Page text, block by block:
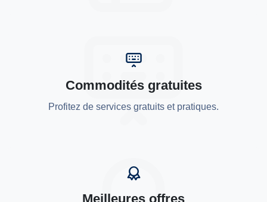
Commodités gratuites
Profitez de services gratuits et pratiques.
Meilleures offres